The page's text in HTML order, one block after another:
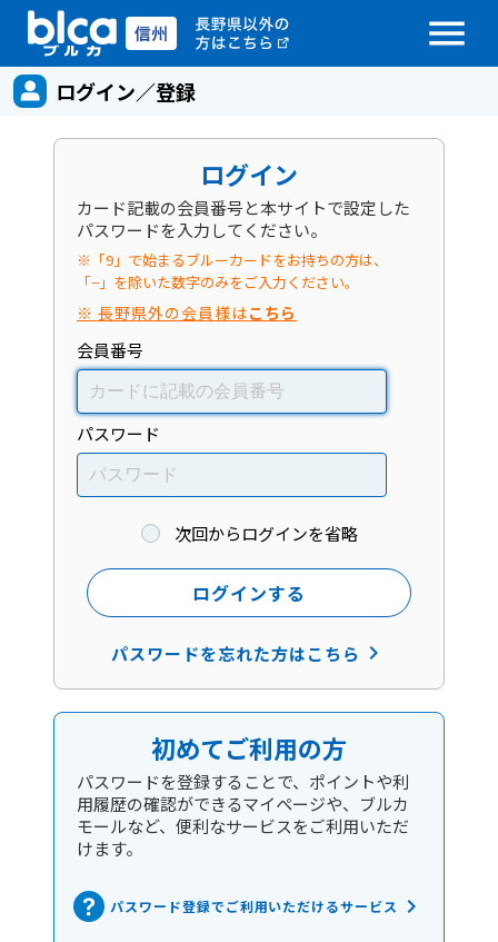
menu
ログイン／登録
ログイン
カード記載の会員番号と本サイトで設定した
パスワードを入力してください。
※「9」で始まるブルーカードをお持ちの方は、
「−」を除いた数字のみをご入力ください。
※ 長野県外の会員様はこちら
会員番号
パスワード
次回からログインを省略
ログインする
パスワードを忘れた方はこちら keyboard_arrow_right
初めてご利用の方
パスワードを登録することで、ポイントや利
用履歴の確認ができるマイページや、ブルカ
モールなど、便利なサービスをご利用いただ
けます。
パスワード登録でご利用いただけるサービス keyboard_arrow_right